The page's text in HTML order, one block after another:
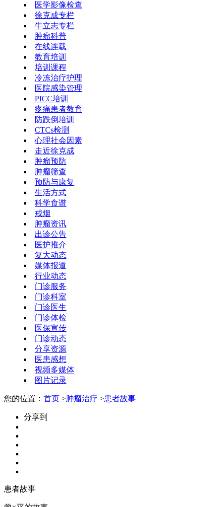
医学影像检查
徐克成专栏
牛立志专栏
肿瘤科普
在线连载
教育培训
培训课程
冷冻治疗护理
医院感染管理
PICC培训
疼痛患者教育
防跌倒培训
CTCs检测
心理社会因素
走近徐克成
肿瘤预防
肿瘤筛查
预防与康复
生活方式
科学食谱
戒烟
肿瘤资讯
出诊公告
医护推介
复大动态
媒体报道
行业动态
门诊服务
门诊科室
门诊医生
门诊体检
医保宣传
门诊动态
分享资源
医患感想
视频多媒体
图片记录
您的位置： 首页 >肿瘤治疗 >患者故事
分享到
患者故事